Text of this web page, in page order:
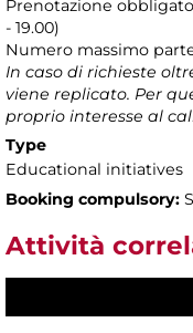
Prenotazione
- 19.00)
Numero massimo
In caso di richieste
viene replicato. Per
proprio interesse al
Type
Educational initiatives
Booking compulsory:
Attività